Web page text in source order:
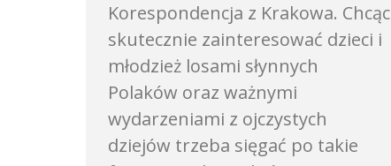
Korespondencja z Krakowa. Chcąc
skutecznie zainteresować dzieci i
młodzież losami słynnych
Polaków oraz ważnymi
wydarzeniami z ojczystych
dziejów trzeba sięgać po takie